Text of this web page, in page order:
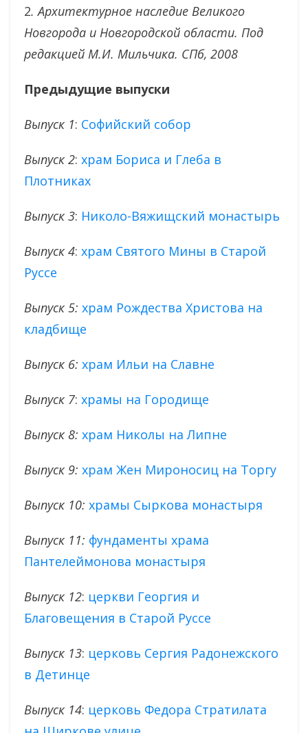
2. Архитектурное наследие Великого
Новгорода и Новгородской области. Под
редакцией М.И. Мильчика. СПб, 2008
Предыдущие выпуски
Выпуск 1: Софийский собор
Выпуск 2: храм Бориса и Глеба в
Плотниках
Выпуск 3: Николо-Вяжищский монастырь
Выпуск 4: храм Святого Мины в Старой
Руссе
Выпуск 5: храм Рождества Христова на
кладбище
Выпуск 6: храм Ильи на Славне
Выпуск 7: храмы на Городище
Выпуск 8: храм Николы на Липне
Выпуск 9: храм Жен Мироносиц на Торгу
Выпуск 10: храмы Сыркова монастыря
Выпуск 11: фундаменты храма
Пантелеймонова монастыря
Выпуск 12: церкви Георгия и
Благовещения в Старой Руссе
Выпуск 13: церковь Сергия Радонежского
в Детинце
Выпуск 14: церковь Федора Стратилата